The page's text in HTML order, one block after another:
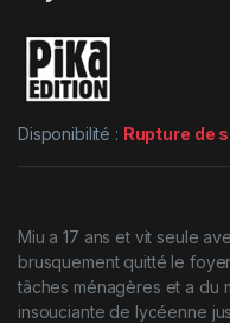
Disponibilité : Rupture de
Miu a 17 ans et vit seule
brusquement quitté le
tâches ménagères et a du
insouciante de lycéenne